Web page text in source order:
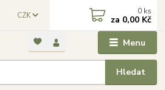
Menu
CZK
Hledat
0 ks
za 0,00 Kč